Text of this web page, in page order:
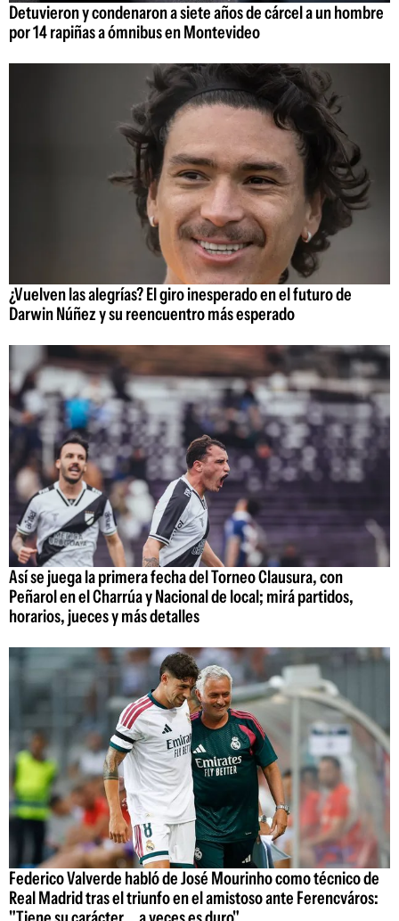
Detuvieron y condenaron a siete años de cárcel a un hombre
por 14 rapiñas a ómnibus en Montevideo
¿Vuelven las alegrías? El giro inesperado en el futuro de
Darwin Núñez y su reencuentro más esperado
Así se juega la primera fecha del Torneo Clausura, con
Peñarol en el Charrúa y Nacional de local; mirá partidos,
horarios, jueces y más detalles
Federico Valverde habló de José Mourinho como técnico de
Real Madrid tras el triunfo en el amistoso ante Ferencváros: